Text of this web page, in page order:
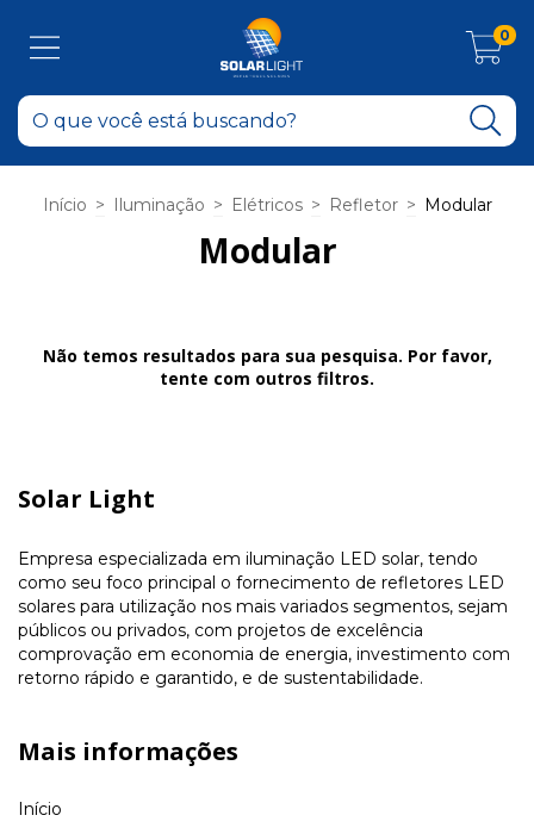
0
Início > Iluminação > Elétricos > Refletor > Modular
Modular
Não temos resultados para sua pesquisa. Por favor,
tente com outros filtros.
Solar Light
Empresa especializada em iluminação LED solar, tendo
como seu foco principal o fornecimento de refletores LED
solares para utilização nos mais variados segmentos, sejam
públicos ou privados, com projetos de excelência
comprovação em economia de energia, investimento com
retorno rápido e garantido, e de sustentabilidade.
Mais informações
Início